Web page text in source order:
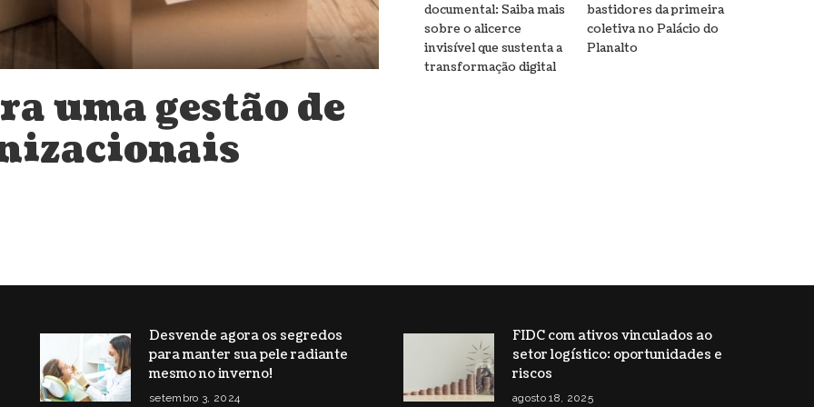
uma gestão de
documental: Saiba mais
sobre o alicerce
invisível que sustenta a
transformação digital
bastidores da primeira
coletiva no Palácio do
Planalto
Desvende agora os segredos
para manter sua pele radiante
mesmo no inverno!
setembro 3, 2024
FIDC com ativos vinculados ao
setor logístico: oportunidades e
riscos
agosto 18, 2025